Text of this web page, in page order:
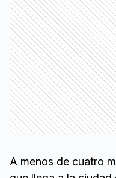
A menos de cuatro